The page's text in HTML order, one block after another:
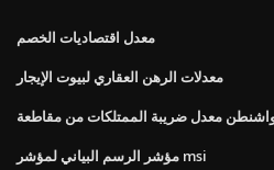
معدل اقتصاديات الخصم
معدلات الرهن العقاري لبيوت الإيجار
معدل ضريبة الممتلكات من مقاطعة
مؤشر الرسم البياني لمؤشر msi